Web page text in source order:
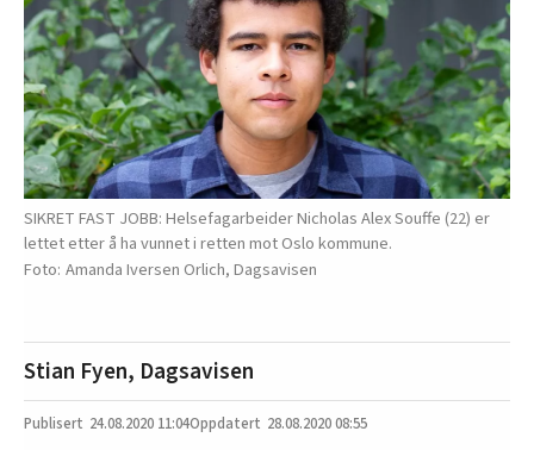
SIKRET FAST JOBB: Helsefagarbeider Nicholas Alex Souffe (22) er
lettet etter å ha vunnet i retten mot Oslo kommune.
Amanda Iversen Orlich, Dagsavisen
Stian Fyen, Dagsavisen
24.08.2020 11:04 28.08.2020 08:55